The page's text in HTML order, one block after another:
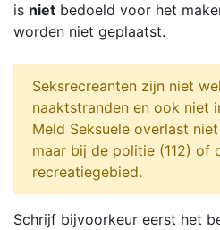
is niet bedoeld voor het
worden niet geplaatst.
Seksrecreanten zijn niet
naaktstranden en ook niet
Meld Seksuele overlast
maar bij de politie (112) of
recreatiegebied.
Schrijf bijvoorkeur eerst het